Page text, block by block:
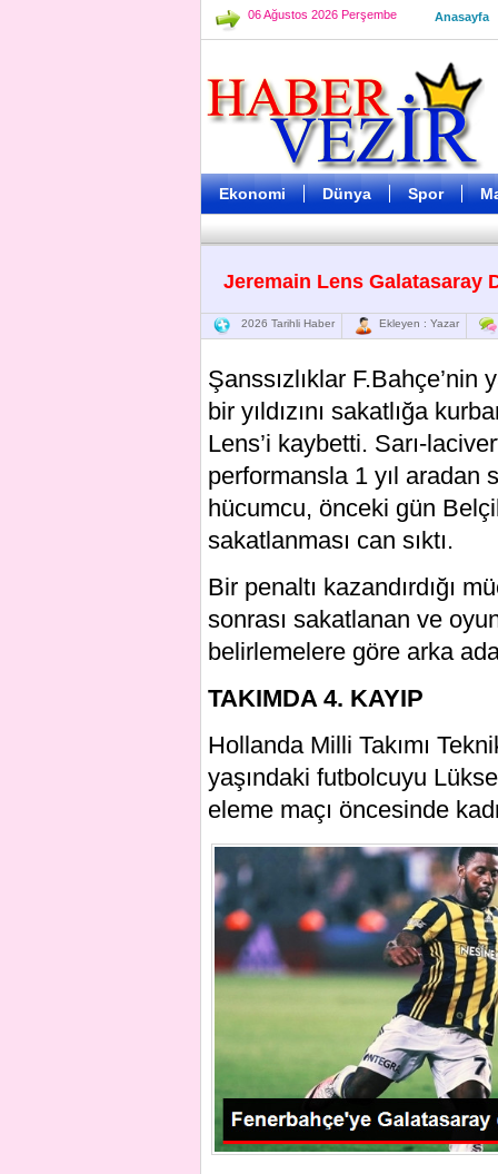
06 Ağustos 2026 Perşembe Anasayfa
Ekonomi Dünya Spor
Jeremain Lens Galatasaray
2026 Tarihli Haber Ekleyen : Yazar
Şanssızlıklar F.Bahçe’nin
bir yıldızını sakatlığa
Lens’i kaybetti. Sarı-
performansla 1 yıl aradan
hücumcu, önceki gün
sakatlanması can sıktı.
Bir penaltı kazandırdığı
sonrası sakatlanan ve
belirlemelere göre arka
TAKIMDA 4. KAYIP
Hollanda Milli Takımı
yaşındaki futbolcuyu
eleme maçı öncesinde